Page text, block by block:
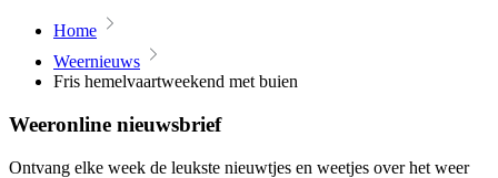
Home
Weernieuws
Fris hemelvaartweekend met buien
Weeronline nieuwsbrief
Ontvang elke week de leukste nieuwtjes en weetjes over het weer